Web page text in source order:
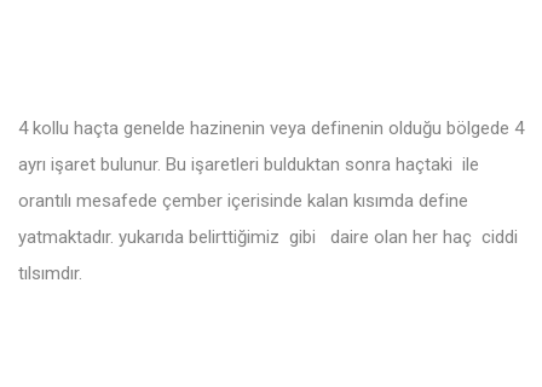
4 kollu haçta genelde hazinenin veya definenin olduğu bölgede 4
ayrı işaret bulunur. Bu işaretleri bulduktan sonra haçtaki ile
orantılı mesafede çember içerisinde kalan kısımda define
yatmaktadır. yukarıda belirttiğimiz gibi daire olan her haç ciddi
tılsımdır.